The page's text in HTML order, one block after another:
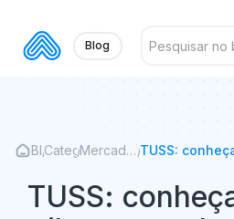
Blog
Blog
/Categorias
/Mercado
Saúde
/TUSS:
consultas
TUSS: